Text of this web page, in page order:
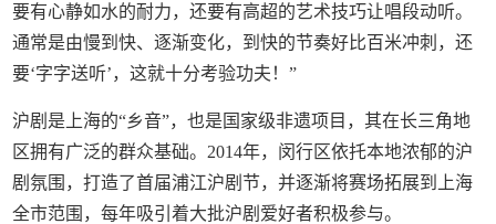
要有心静如水的耐力，还要有高超的艺术技巧让唱段动听。
通常是由慢到快、逐渐变化，到快的节奏好比百米冲刺，还
要‘字字送听’，这就十分考验功夫！”
沪剧是上海的“乡音”，也是国家级非遗项目，其在长三角地
区拥有广泛的群众基础。2014年，闵行区依托本地浓郁的沪
剧氛围，打造了首届浦江沪剧节，并逐渐将赛场拓展到上海
全市范围，每年吸引着大批沪剧爱好者积极参与。